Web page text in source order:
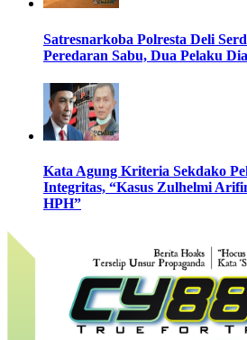
Satresnarkoba Polresta Deli
Peredaran Sabu, Dua Pelaku
Kata Agung Kriteria Sekdako
Integritas, “Kasus Zulhelmi
HPH”